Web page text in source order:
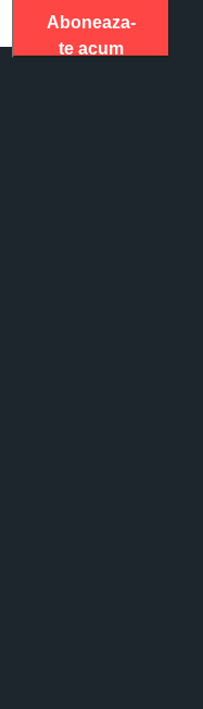
Aboneaza-
te acum